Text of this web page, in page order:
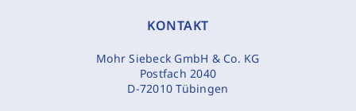
KONTAKT
Mohr Siebeck GmbH & Co. KG
Postfach 2040
D-72010 Tübingen